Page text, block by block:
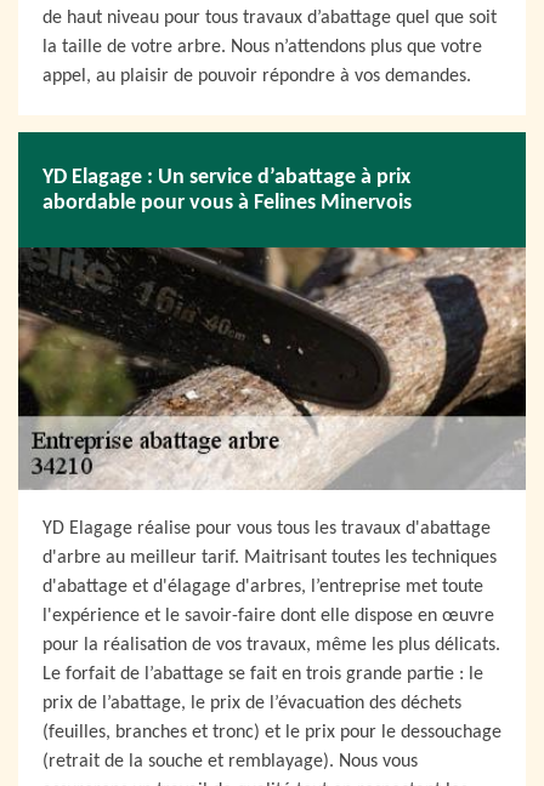
de haut niveau pour tous travaux d’abattage quel que soit
la taille de votre arbre. Nous n’attendons plus que votre
appel, au plaisir de pouvoir répondre à vos demandes.
YD Elagage : Un service d’abattage à prix
abordable pour vous à Felines Minervois
YD Elagage réalise pour vous tous les travaux d'abattage
d'arbre au meilleur tarif. Maitrisant toutes les techniques
d'abattage et d'élagage d'arbres, l’entreprise met toute
l'expérience et le savoir-faire dont elle dispose en œuvre
pour la réalisation de vos travaux, même les plus délicats.
Le forfait de l’abattage se fait en trois grande partie : le
prix de l’abattage, le prix de l’évacuation des déchets
(feuilles, branches et tronc) et le prix pour le dessouchage
(retrait de la souche et remblayage). Nous vous